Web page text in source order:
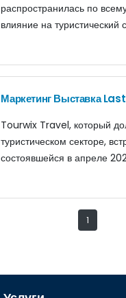
распространилась по
влияние на туристический
Маркетинг Выставка
Tourwix Travel, который
туристическом секторе,
состоявшейся в апреле
1